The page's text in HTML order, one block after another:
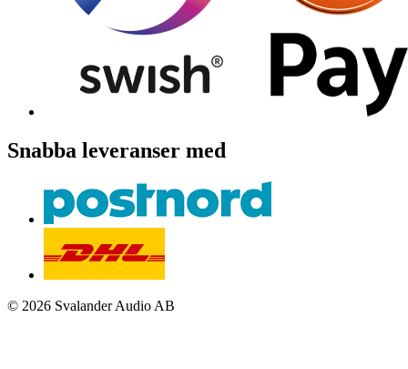
Snabba leveranser med
© 2026 Svalander Audio AB